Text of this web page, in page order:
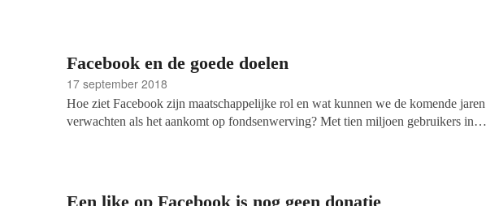
Facebook en de goede doelen
17 september 2018
Hoe ziet Facebook zijn maatschappelijke rol en wat kunnen we de komende jaren
verwachten als het aankomt op fondsenwerving? Met tien miljoen gebruikers in
Een like op Facebook is nog geen donatie